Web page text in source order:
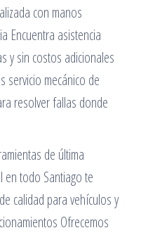
con manos
Encuentra asistencia
y sin costos adicionales
servicio mecánico de
resolver fallas donde
de última
en todo Santiago te
calidad para vehículos y
Ofrecemos